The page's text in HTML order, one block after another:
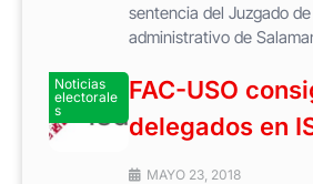
sentencia del Juzgado
administrativo de
Noticias
electorale
s
FAC-USO
delegados en
MAYO 23, 2018